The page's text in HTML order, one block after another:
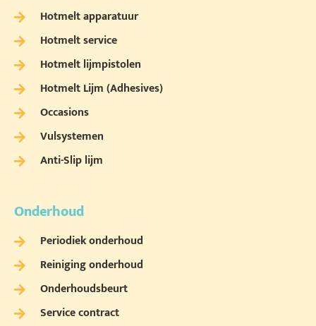
Hotmelt apparatuur
Hotmelt service
Hotmelt lijmpistolen
Hotmelt Lijm (Adhesives)
Occasions
Vulsystemen
Anti-Slip lijm
Onderhoud
Periodiek onderhoud
Reiniging onderhoud
Onderhoudsbeurt
Service contract